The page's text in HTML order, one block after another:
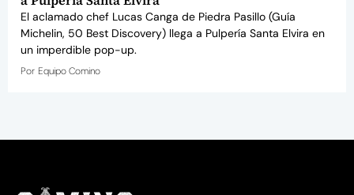
El aclamado chef Lucas Canga de Piedra Pasillo (Guía
Michelin, 50 Best Discovery) llega a Pulpería Santa Elvira en
un imperdible pop-up.
Por Equipo Comino